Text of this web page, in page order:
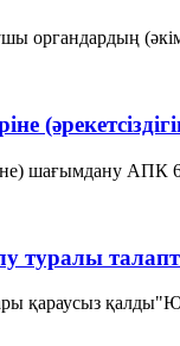
шағымдану
туралы